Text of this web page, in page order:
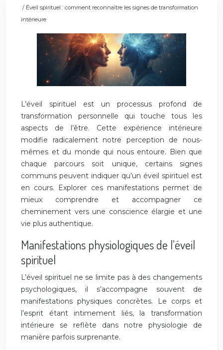
/ Éveil spirituel : comment reconnaître les signes de transformation
intérieure
L’éveil spirituel est un processus profond de
transformation personnelle qui touche tous les
aspects de l’être. Cette expérience intérieure
modifie radicalement notre perception de nous-
mêmes et du monde qui nous entoure. Bien que
chaque parcours soit unique, certains signes
communs peuvent indiquer qu’un éveil spirituel est
en cours. Explorer ces manifestations permet de
mieux comprendre et accompagner ce
cheminement vers une conscience élargie et une
vie plus authentique.
Manifestations physiologiques de l’éveil
spirituel
L’éveil spirituel ne se limite pas à des changements
psychologiques, il s’accompagne souvent de
manifestations physiques concrètes. Le corps et
l’esprit étant intimement liés, la transformation
intérieure se reflète dans notre physiologie de
manière parfois surprenante.